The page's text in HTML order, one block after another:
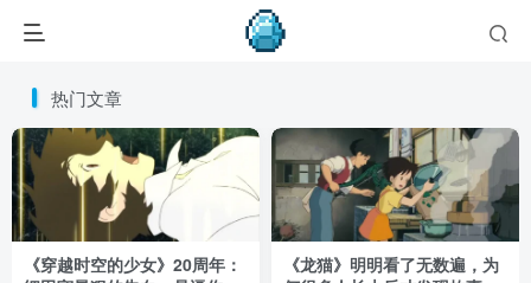
热门文章
《穿越时空的少女》20周年：
《龙猫》明明看了无数遍，为